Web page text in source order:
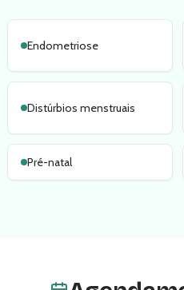
Endometriose
Distúrbios menstruais
Pré-natal